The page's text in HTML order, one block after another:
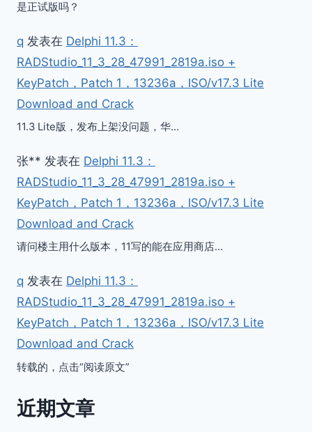
是正试版吗？
q 发表在 Delphi 11.3：
RADStudio_11_3_28_47991_2819a.iso +
KeyPatch，Patch 1，13236a，ISO/v17.3 Lite
Download and Crack
11.3 Lite版，发布上架没问题，华…
张** 发表在 Delphi 11.3：
RADStudio_11_3_28_47991_2819a.iso +
KeyPatch，Patch 1，13236a，ISO/v17.3 Lite
Download and Crack
请问楼主用什么版本，11写的能在应用商店…
q 发表在 Delphi 11.3：
RADStudio_11_3_28_47991_2819a.iso +
KeyPatch，Patch 1，13236a，ISO/v17.3 Lite
Download and Crack
转载的，点击“阅读原文”
近期文章